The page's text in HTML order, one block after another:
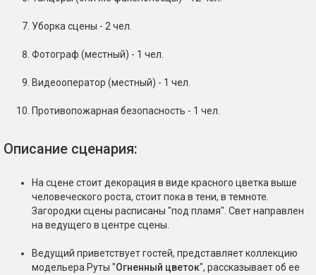
Уборка сцены - 2 чел.
Фотограф (местный) - 1 чел.
Видеооператор (местный) - 1 чел.
Противопожарная безопасность - 1 чел.
Описание сценария:
На сцене стоит декорация в виде красного цветка выше
человеческого роста, стоит пока в тени, в темноте.
Загородки сцены расписаны "под пламя". Свет направлен
на ведущего в центре сцены.
Ведущий приветствует гостей, представляет коллекцию
модельера Руты "Огненный цветок", рассказывает об ее